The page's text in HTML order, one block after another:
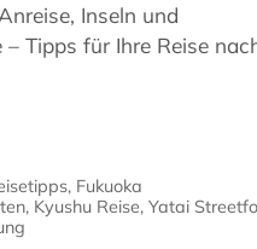
Inseln und
– Tipps für Ihre Reise
, Fukuoka
, Kyushu Reise,Yatai